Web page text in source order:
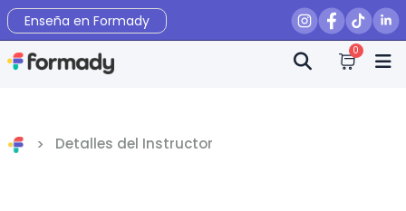
Enseña en Formady
0
Detalles del Instructor